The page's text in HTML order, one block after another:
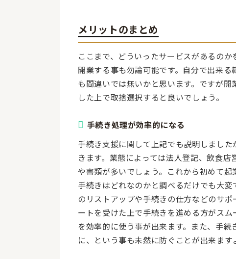
メリットのまとめ
ここまで、どういったサービスがあるの
開業する事も勿論可能です。自分で出来
も間違いでは無いかと思います。ですが
した上で取捨選択すると良いでしょう。
手続き処理が効率的になる
手続き支援に関して上記でも説明しまし
きます。業態によっては法人登記、飲食
や書類が多いでしょう。これから初めて
手続きはどれなのかと調べるだけでも大
のリストアップや手続きの仕方などのサ
ートを受けた上で手続きを進める方がス
を効率的に使う事が出来ます。また、手
に、という事も未然に防ぐことが出来ます